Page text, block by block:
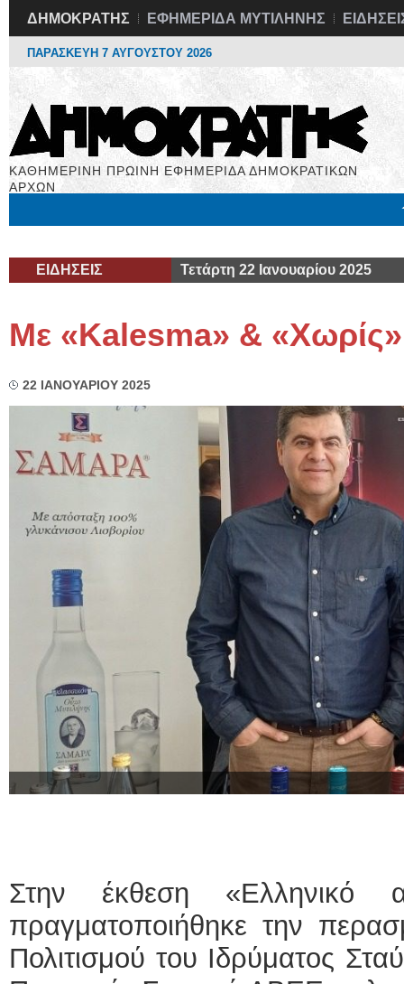
ΔΗΜΟΚΡΑΤΗΣ ΕΦΗΜΕΡΙΔΑ ΜΥΤΙΛΗΝΗΣ
ΠΑΡΑΣΚΕΥΗ 7 ΑΥΓΟΥΣΤΟΥ 2026
ΚΑΘΗΜΕΡΙΝΗ ΠΡΩΙΝΗ ΕΦΗΜΕΡΙΔΑ ΔΗΜΟΚΡΑΤΙΚΩΝ
ΑΡΧΩΝ
ΕΙΔΗΣΕΙΣ Τετάρτη 22 Ιανουαρίου 2025
Με «Κalesma» & «Χωρίς»
22 ΙΑΝΟΥΑΡΙΟΥ 2025
Στην έκθεση «Ελληνικό
πραγματοποιήθηκε την
Πολιτισμού του Ιδρύματος